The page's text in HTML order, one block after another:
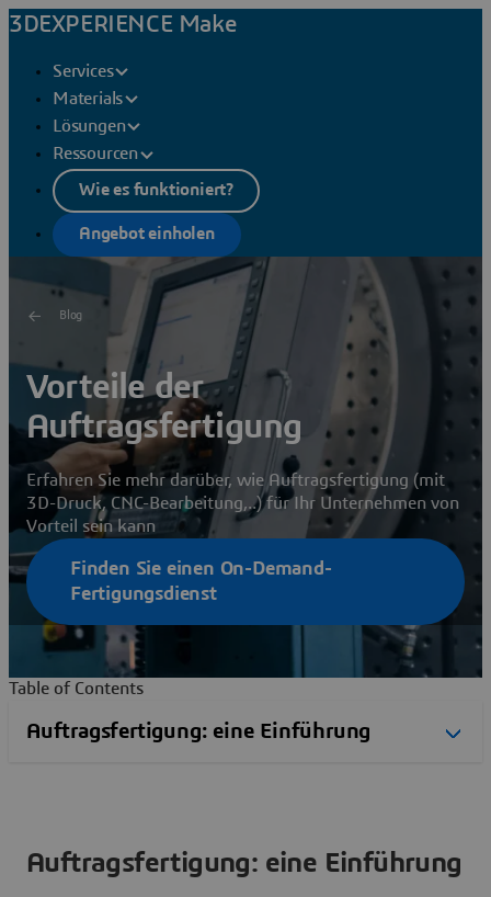
3DEXPERIENCE Make
Services
Materials
Lösungen
Ressourcen
Wie es funktioniert?
Angebot einholen
Blog
Vorteile der
Auftragsfertigung
Erfahren Sie mehr darüber, wie Auftragsfertigung (mit
3D-Druck, CNC-Bearbeitung,..) für Ihr Unternehmen von
Vorteil sein kann
Finden Sie einen On-Demand-
Fertigungsdienst
Table of Contents
Auftragsfertigung: eine Einführung